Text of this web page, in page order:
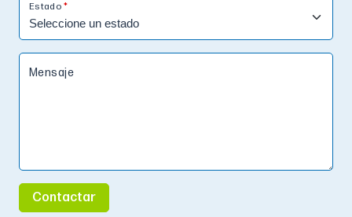
Estado
Mensaje
Contactar